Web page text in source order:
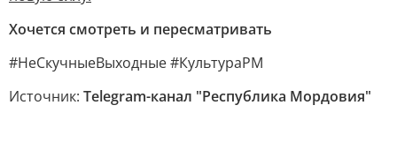
Хочется смотреть и пересматривать
#НеСкучныеВыходные #КультураРМ
Источник: Telegram-канал "Республика Мордовия"